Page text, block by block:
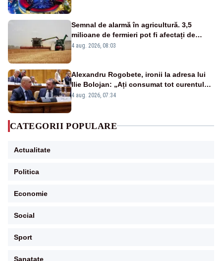
Semnal de alarmă în agricultură. 3,5
milioane de fermieri pot fi afectați de
strategia pentru conservarea
4 aug. 2026, 08:03
Alexandru Rogobete, ironii la adresa lui
Ilie Bolojan: „Ați consumat tot curentul
urmărind șobolani imaginari”
4 aug. 2026, 07:34
CATEGORII POPULARE
Actualitate
Politica
Economie
Social
Sport
Sanatate